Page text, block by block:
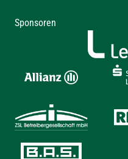
Sponsoren